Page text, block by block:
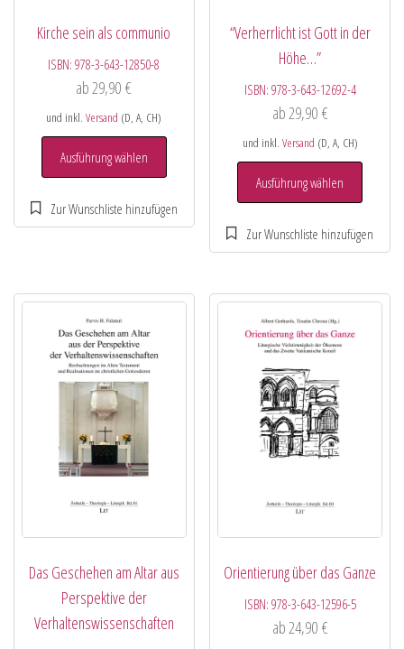
Kirche sein als communio
ISBN:978-3-643-12850-8
ab29,90€
und inkl.Versand (D, A, CH)
Ausführung wählen
“Verherrlicht ist Gott in der
Höhe…”
ISBN: 978-3-643-12692-4
ab29,90 €
und inkl. Versand (D, A, CH)
Ausführung wählen
Das Geschehen am Altar aus
Perspektive der
Verhaltenswissenschaften
Orientierung über das Ganze
ISBN: 978-3-643-12596-5
ab24,90 €